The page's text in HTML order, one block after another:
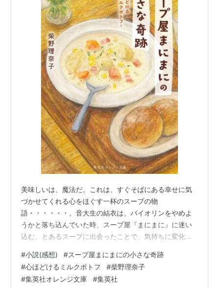
美味しいは、魔法だ。これは、すぐそばにある幸せに気
づかせてくれる心をほぐす一杯のスープの物
語・・・・・・。音大生の結衣は、バイオリンをやめよ
うかと落ち込んでいた時、スープ屋『まにまに』に迷い
込む。とあるスープに出会ったことで、気持ちに変化
長は無愛想でどこか謎めいた男性。お店には何かを抱え
たお客さんが来て――。二人の音大生、母と娘、会社員
と恋人など、それぞれの視点で描く、８つの連作短編を
#小説(感想) #スープ屋まにまにの小さな奇跡
#心ほどけるミルクポトフ #柴野理奈子
#集英社オレンジ文庫 #集英社